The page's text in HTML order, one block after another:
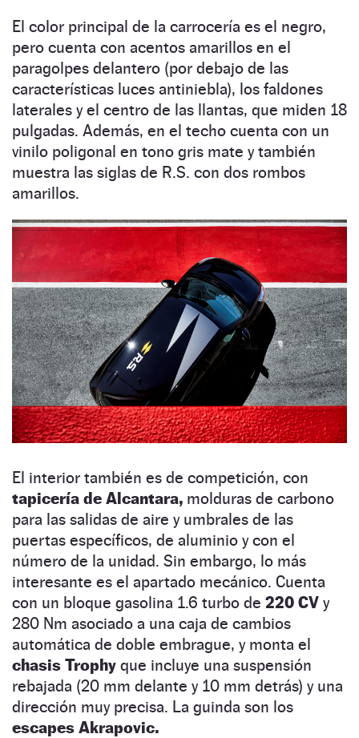
El color principal de la carrocería es el negro,
pero cuenta con acentos amarillos en el
paragolpes delantero (por debajo de las
características luces antiniebla), los faldones
laterales y el centro de las llantas, que miden 18
pulgadas. Además, en el techo cuenta con un
vinilo poligonal en tono gris mate y también
muestra las siglas de R.S. con dos rombos
amarillos.
El interior también es de competición, con
tapicería de Alcantara, molduras de carbono
para las salidas de aire y umbrales de las
puertas específicos, de aluminio y con el
número de la unidad. Sin embargo, lo más
interesante es el apartado mecánico. Cuenta
con un bloque gasolina 1.6 turbo de 220 CV y
280 Nm asociado a una caja de cambios
automática de doble embrague, y monta el
chasis Trophy que incluye una suspensión
rebajada (20 mm delante y 10 mm detrás) y una
dirección muy precisa. La guinda son los
escapes Akrapovic.